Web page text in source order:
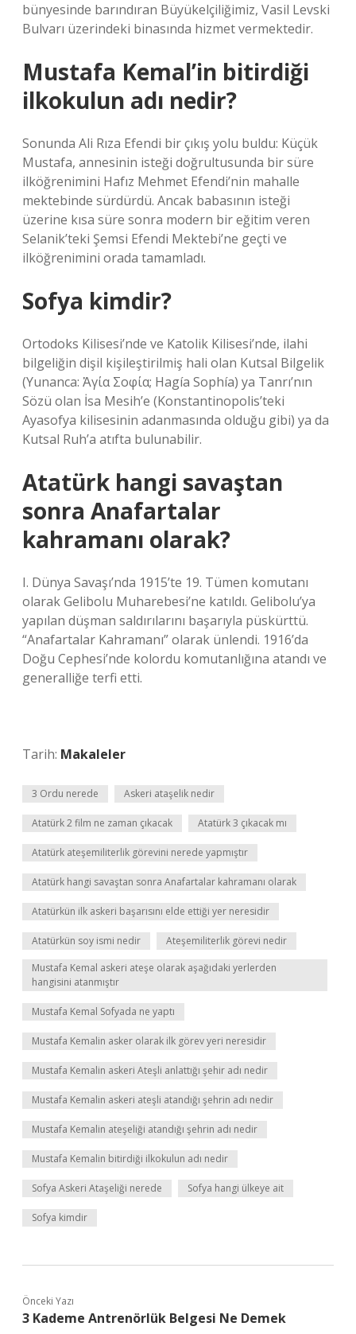
bünyesinde barındıran Büyükelçiliğimiz, Vasil Levski
Bulvarı üzerindeki binasında hizmet vermektedir.
Mustafa Kemal’in bitirdiği
ilkokulun adı nedir?
Sonunda Ali Rıza Efendi bir çıkış yolu buldu: Küçük
Mustafa, annesinin isteği doğrultusunda bir süre
ilköğrenimini Hafız Mehmet Efendi’nin mahalle
mektebinde sürdürdü. Ancak babasının isteği
üzerine kısa süre sonra modern bir eğitim veren
Selanik’teki Şemsi Efendi Mektebi’ne geçti ve
ilköğrenimini orada tamamladı.
Sofya kimdir?
Ortodoks Kilisesi’nde ve Katolik Kilisesi’nde, ilahi
bilgeliğin dişil kişileştirilmiş hali olan Kutsal Bilgelik
(Yunanca: Ἁγία Σοφία; Hagía Sophía) ya Tanrı’nın
Sözü olan İsa Mesih’e (Konstantinopolis’teki
Ayasofya kilisesinin adanmasında olduğu gibi) ya da
Kutsal Ruh’a atıfta bulunabilir.
Atatürk hangi savaştan
sonra Anafartalar
kahramanı olarak?
I. Dünya Savaşı’nda 1915’te 19. Tümen komutanı
olarak Gelibolu Muharebesi’ne katıldı. Gelibolu’ya
yapılan düşman saldırılarını başarıyla püskürttü.
“Anafartalar Kahramanı” olarak ünlendi. 1916’da
Doğu Cephesi’nde kolordu komutanlığına atandı ve
generalliğe terfi etti.
Tarih: Makaleler
3 Ordu nerede Askeri ataşelik nedir
Atatürk 2 film ne zaman çıkacak Atatürk 3 çıkacak mı
Atatürk ateşemiliterlik görevini nerede yapmıştır
Atatürk hangi savaştan sonra Anafartalar kahramanı olarak
Atatürkün ilk askeri başarısını elde ettiği yer neresidir
Atatürkün soy ismi nedir
Ateşemiliterlik görevi nedir
Mustafa Kemal askeri ateşe olarak aşağıdaki yerlerden
hangisini atanmıştır
Mustafa Kemal Sofyada ne yaptı
Mustafa Kemalin asker olarak ilk görev yeri neresidir
Mustafa Kemalin askeri Ateşli anlattığı şehir adı nedir
Mustafa Kemalin askeri ateşli atandığı şehrin adı nedir
Mustafa Kemalin ateşeliği atandığı şehrin adı nedir
Mustafa Kemalin bitirdiği ilkokulun adı nedir
Sofya Askeri Ataşeliği nerede Sofya hangi ülkeye ait
Sofya kimdir
Önceki Yazı
3 Kademe Antrenörlük Belgesi Ne Demek